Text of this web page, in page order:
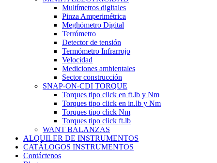
Multímetros digitales
Pinza Amperimétrica
Meghómetro Digital
Terrómetro
Detector de tensión
Termómetro Infrarrojo
Velocidad
Mediciones ambientales
Sector construcción
SNAP-ON-CDI TORQUE
Torques tipo click en ft.lb y Nm
Torques tipo click en in.lb y Nm
Torques tipo click Nm
Torques tipo click ft.lb
WANT BALANZAS
ALQUILER DE INSTRUMENTOS
CATÁLOGOS INSTRUMENTOS
Contáctenos